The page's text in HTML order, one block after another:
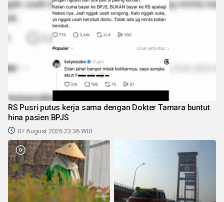
RS Pusri putus kerja sama dengan Dokter Tamara buntut
hina pasien BPJS
07 August 2026 23:36 WIB